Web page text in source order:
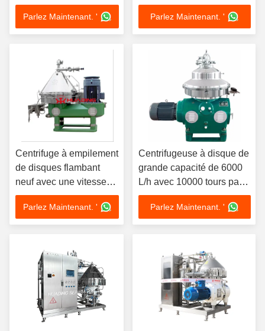
vitesse de cuve de 4000
à 10000 tr/min et une
force > 10 000 g pour
une capacité de 8 à 300
Parlez Maintenant. '
avec une vitesse de cuve
de 4000 à 10000 tr / min
Parlez Maintenant. '
Centrifuge à empilement
de disques flambant
neuf avec une vitesse
de cuve de 4000 à
10000 tr/min et une force
centrifuge > 10 000 g
de 8 à 300 L
Parlez Maintenant. '
Centrifugeuse à disque de
grande capacité de 6000
L/h avec 10000 tours par
minute et 10000 g de force
centrifuge pour le
traitement de VCO
Parlez Maintenant. '